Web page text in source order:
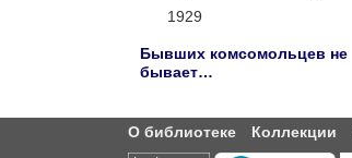
1929
Бывших комсомольцев не
бывает…
О библиотеке Коллекции